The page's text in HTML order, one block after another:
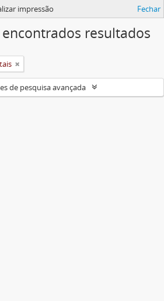
impressão Fechar
resultados
de pesquisa avançada